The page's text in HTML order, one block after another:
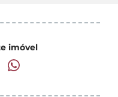
imóvel